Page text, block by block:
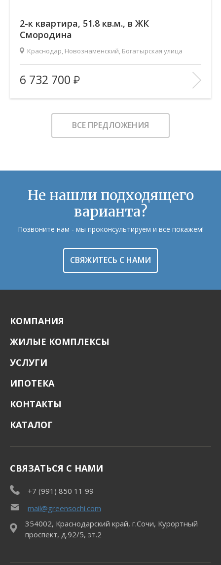
2-к квартира, 51.8 кв.м., в ЖК
Смородина
Краснодар, Новознаменский, Богатырская улица
Площадь (общ/жил/кух), м2:
51.79/28.68/11.66
Количество комнат:
2
Этаж:
7/12
В ИЗБРАННОЕ
6 732 700
ВСЕ ПРЕДЛОЖЕНИЯ
Не нашли подходящего
варианта?
Позвоните нам - мы проконсультируем и все покажем!
СВЯЖИТЕСЬ С НАМИ
КОМПАНИЯ
ЖИЛЫЕ КОМПЛЕКСЫ
УСЛУГИ
ИПОТЕКА
КОНТАКТЫ
КАТАЛОГ
СВЯЗАТЬСЯ С НАМИ
+7 (991) 850 11 99
mail@greensochi.com
354002, Краснодарский край, г.Сочи, Курортный
проспект, д.92/5, эт.2